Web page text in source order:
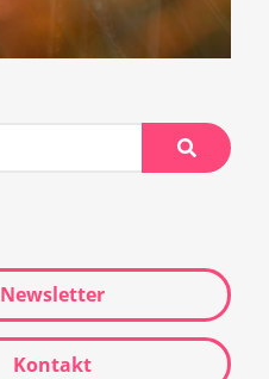
Suche
Newsletter
Kontakt